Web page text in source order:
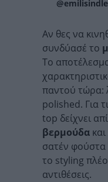
Αν θες να
συνδύασέ το
Το
παντού τώρα:
polished. Για
top δείχνει
βερμούδα
σατέν φούστα
το styling
αντιθέσεις.